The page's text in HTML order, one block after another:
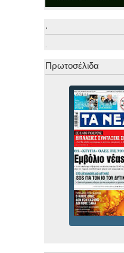
.
.
Πρωτοσέλιδα